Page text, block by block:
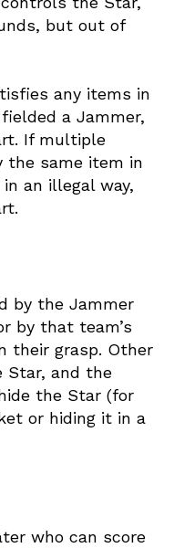
but out of
any items in
a Jammer,
If multiple
the same item in
an illegal way,
by the Jammer
by that team’s
their grasp. Other
Star, and the
the Star (for
or hiding it in a
who can score